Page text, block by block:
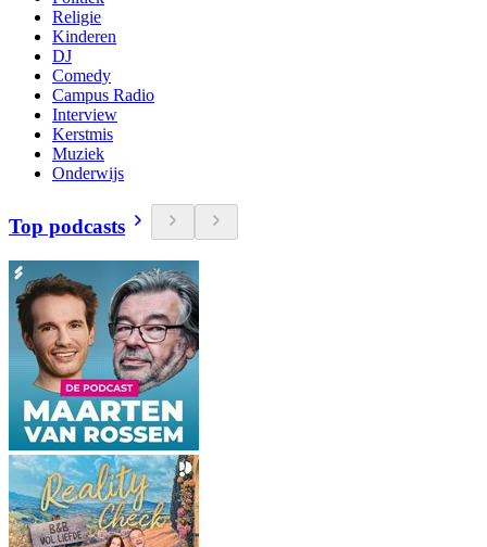
Religie
Kinderen
DJ
Comedy
Campus Radio
Interview
Kerstmis
Muziek
Onderwijs
Top podcasts